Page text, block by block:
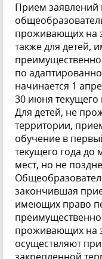
Прием заявлений
проживающих на
также для детей,
по
начинается 1
30 июня текущего
Для детей, не
территории,
обучение в
текущего года
мест, но не
закончившая
имеющих право
проживающих на
осуществляют